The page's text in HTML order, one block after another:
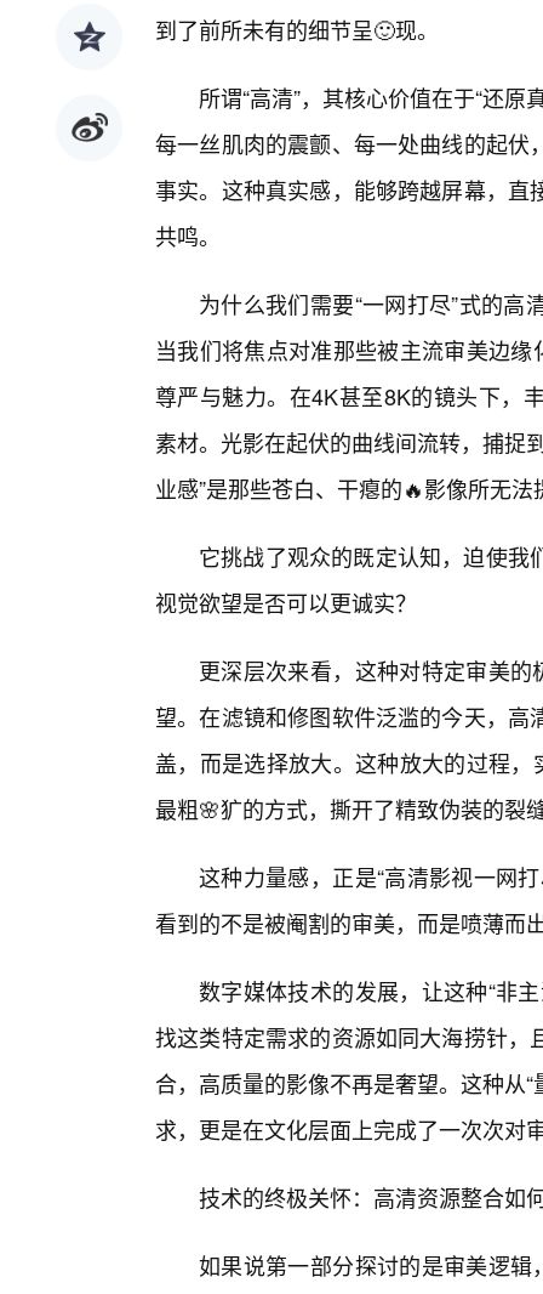
到了前所未有的细节呈🙂现。
所谓“高清”，其核心价值在于“还
每一丝肌肉的震颤、每一处曲线的起
事实。这种真实感，能够跨越屏幕，
共鸣。
为什么我们需要“一网打尽”式的
当我们将焦点对准那些被主流审美边
尊严与魅力。在4K甚至8K的镜头下，
素材。光影在起伏的曲线间流转，捕捉
业感”是那些苍白、干瘪的🔥影像所无法
它挑战了观众的既定认知，迫使
视觉欲望是否可以更诚实？
更深层次来看，这种对特定审美的
望。在滤镜和修图软件泛滥的今天，
盖，而是选择放大。这种放大的过程
最粗🌸犷的方式，撕开了精致伪装的裂
这种力量感，正是“高清影视一网
看到的不是被阉割的审美，而是喷薄而
数字媒体技术的发展，让这种“非
找这类特定需求的资源如同大海捞针
合，高质量的影像不再是奢望。这种从
求，更是在文化层面上完成了一次次对
技术的终极关怀：高清资源整合如
如果说第一部分探讨的是审美逻辑